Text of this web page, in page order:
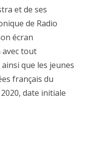
et de ses
de Radio
écran
avec tout
ainsi que les jeunes
français du
date initiale